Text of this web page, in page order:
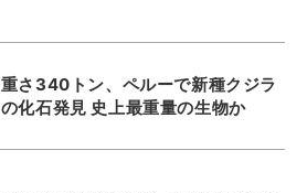
重さ340トン、ペルーで新種クジラ
の化石発見 史上最重量の生物か